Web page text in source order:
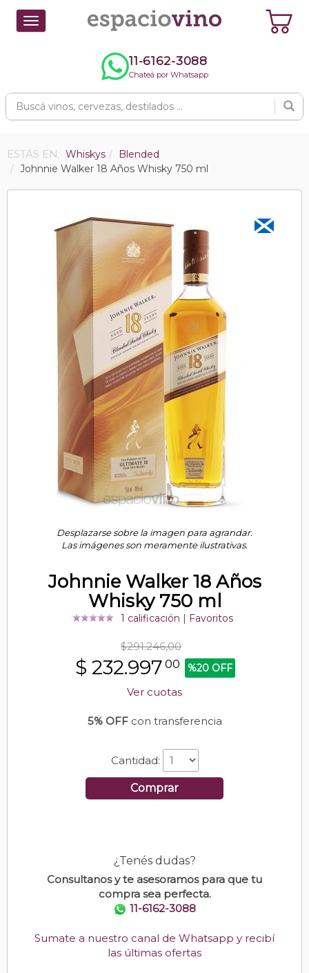
Toggle
navigation
11-6162-3088
Chateá por Whatsapp
ESTÁS EN: Whiskys
Blended
Johnnie Walker 18 Años Whisky 750 ml
Desplazarse sobre la imagen para agrandar.
Las imágenes son meramente ilustrativas.
Johnnie Walker 18 Años
Whisky 750 ml
1 calificación Favoritos
$291.246,00
$ 232.997 00 %20 OFF
Ver cuotas
5% OFFcon transferencia
Cantidad:
Comprar
¿Tenés dudas?
Consultanos y te asesoramos para que tu
compra sea perfecta.
11-6162-3088
Sumate a nuestro canal de Whatsapp y recibí
las últimas ofertas